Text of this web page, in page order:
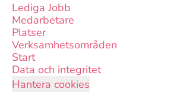
Lediga Jobb
Medarbetare
Platser
Verksamhetsområden
Start
Data och integritet
Hantera cookies